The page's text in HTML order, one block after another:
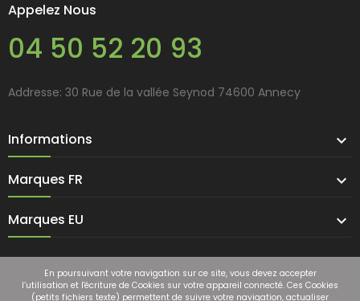
Appelez Nous
04 50 52 20 93
Addresse: 30 Rue de la vallée Seynod 74600 Annecy
Informations 
Marques FR 
Marques EU 
En poursuivant votre navigation sur ce site, vous devez accepter
l’utilisation et l'écriture de Cookies sur votre appareil connecté. Ces Cookies
(petits fichiers texte) permettent de suivre votre navigation, actualiser